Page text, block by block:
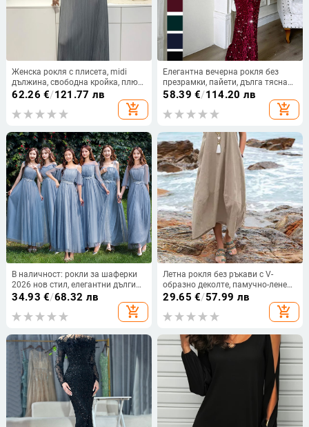
Женска рокля с плисета, midi
дължина, свободна кройка, плюс
размер, летен стил
62.26 €/121.77 лв
add_shopping_cart
Елегантна вечерна рокля без
презрамки, пайети, дълга тясна
кройка, полиестер
58.39 €/114.20 лв
add_shopping_cart
В наличност: рокли за шаферки
2026 нов стил, елегантни дълги
рокли за тържества, випуск и
34.93 €/68.32 лв
add_shopping_cart
Летна рокля без ръкави с V-
образно деколте, памучно-ленена
материя, дълга рокля, свободна
29.65 €/57.99 лв
add_shopping_cart